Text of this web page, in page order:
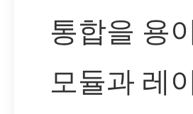
통합을 용
모듈과 레